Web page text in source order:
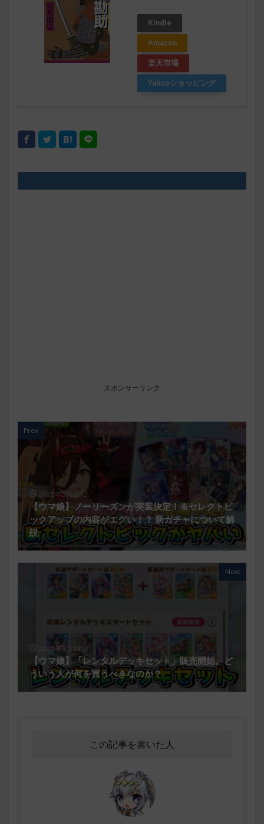
Kindle
Amazon
楽天市場
Yahooショッピング
スポンサーリンク
Prev
2025年3月20日
【ウマ娘】ノーリーズンが実装決定！＆セレクトピ
ックアップの内容がエグい！？ 新ガチャについて解
説
Next
2025年3月22日
【ウマ娘】「レンタルデッキセット」販売開始。ど
ういう人が何を買うべきなのか？
この記事を書いた人